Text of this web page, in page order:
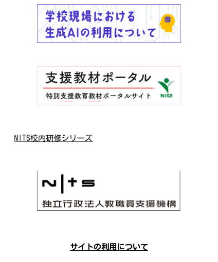
NITS校内研修シリーズ
サイトの利用について